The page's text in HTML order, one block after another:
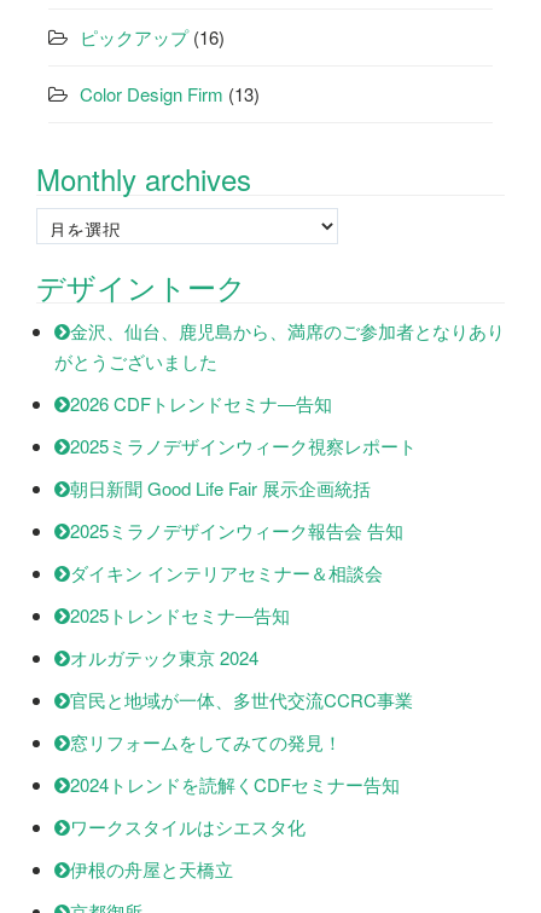
ピックアップ(16)
Color Design Firm (13)
Monthly archives
Monthly
archives
デザイントーク
金沢、仙台、鹿児島から、満席のご参加者となりあり
がとうございました
2026 CDFトレンドセミナ―告知
2025ミラノデザインウィーク視察レポート
朝日新聞 Good Life Fair 展示企画統括
2025ミラノデザインウィーク報告会 告知
ダイキン インテリアセミナー＆相談会
2025トレンドセミナ―告知
オルガテック東京 2024
官民と地域が一体、多世代交流CCRC事業
窓リフォームをしてみての発見！
2024トレンドを読解くCDFセミナー告知
ワークスタイルはシエスタ化
伊根の舟屋と天橋立